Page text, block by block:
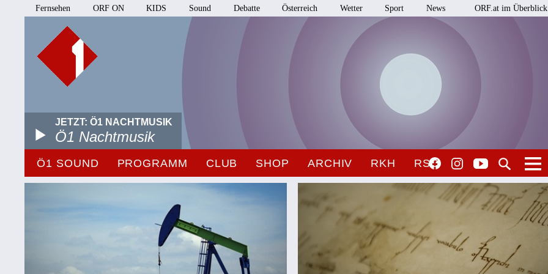
Fernsehen ORF ON KIDS Sound Debatte Österreich Wetter Sport News ORF.at im Überblick
JETZT: Ö1 NACHTMUSIK
Ö1 Nachtmusik
Ö1 SOUND PROGRAMM CLUB SHOP ARCHIV RKH RSO